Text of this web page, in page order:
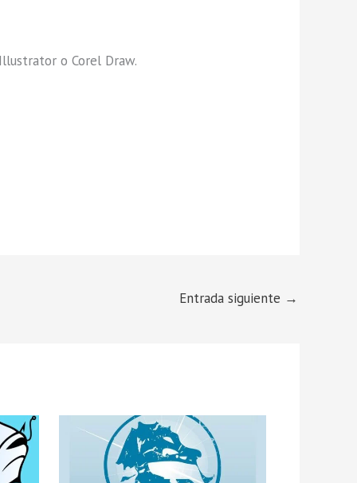
o Corel Draw.
Entrada siguiente →